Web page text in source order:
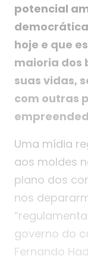
potencial
hoje e que
maioria dos
suas vidas,
com outras
Uma mídia
aos moldes
plano dos
nos
governo do
Fernando